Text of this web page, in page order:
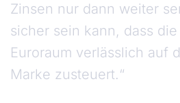
Zinsen nur dann weiter
sicher sein kann, dass
Euroraum verlässlich auf
Marke zusteuert.“